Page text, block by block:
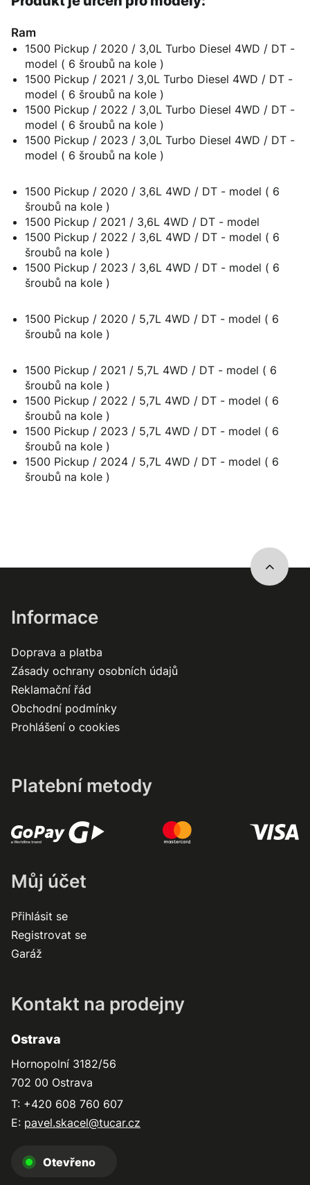
Ram
1500 Pickup / 2020 / 3,0L Turbo Diesel 4WD / DT -
model ( 6 šroubů na kole )
1500 Pickup / 2021 / 3,0L Turbo Diesel 4WD / DT -
model ( 6 šroubů na kole )
1500 Pickup / 2022 / 3,0L Turbo Diesel 4WD / DT -
model ( 6 šroubů na kole )
1500 Pickup / 2023 / 3,0L Turbo Diesel 4WD / DT -
model ( 6 šroubů na kole )
1500 Pickup / 2020 / 3,6L 4WD / DT - model ( 6
šroubů na kole )
1500 Pickup / 2021 / 3,6L 4WD / DT - model
1500 Pickup / 2022 / 3,6L 4WD / DT - model ( 6
šroubů na kole )
1500 Pickup / 2023 / 3,6L 4WD / DT - model ( 6
šroubů na kole )
1500 Pickup / 2020 / 5,7L 4WD / DT - model ( 6
šroubů na kole )
1500 Pickup / 2021 / 5,7L 4WD / DT - model ( 6
šroubů na kole )
1500 Pickup / 2022 / 5,7L 4WD / DT - model ( 6
šroubů na kole )
1500 Pickup / 2023 / 5,7L 4WD / DT - model ( 6
šroubů na kole )
1500 Pickup / 2024 / 5,7L 4WD / DT - model ( 6
šroubů na kole )
Informace
Doprava a platba
Zásady ochrany osobních údajů
Reklamační řád
Obchodní podmínky
Prohlášení o cookies
Platební metody
Můj účet
Přihlásit se
Registrovat se
Garáž
Kontakt na prodejny
Ostrava
Hornopolní 3182/56
702 00 Ostrava
T: +420 608 760 607
E: pavel.skacel@tucar.cz
Otevřeno